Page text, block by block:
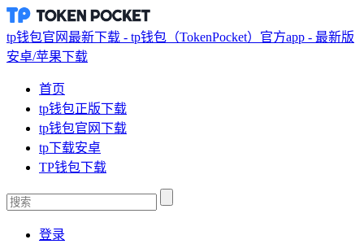
tp钱包官网最新下载 - tp钱包（TokenPocket）官方app - 最新版
安卓/苹果下载
首页
tp钱包正版下载
tp钱包官网下载
tp下载安卓
TP钱包下载
登录